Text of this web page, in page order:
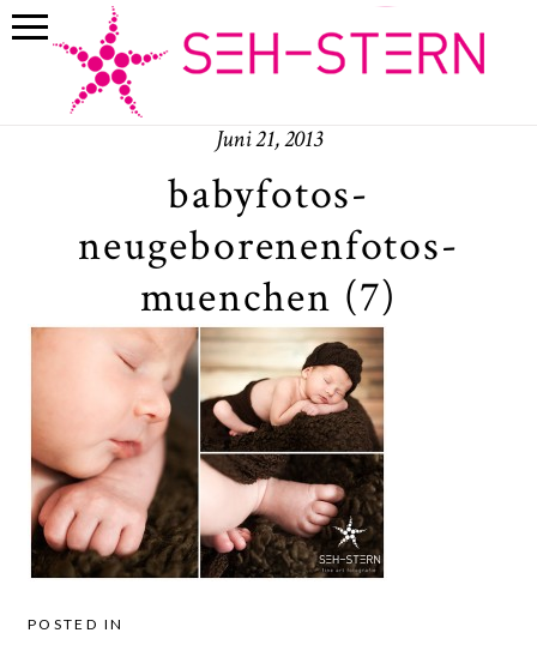
Juni 21, 2013
babyfotos-
neugeborenenfotos-
muenchen (7)
POSTED IN